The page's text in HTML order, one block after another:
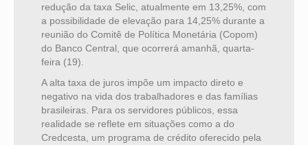
redução da taxa Selic, atualmente em 13,25%, com
a possibilidade de elevação para 14,25% durante a
reunião do Comitê de Política Monetária (Copom)
do Banco Central, que ocorrerá amanhã, quarta-
feira (19).
A alta taxa de juros impõe um impacto direto e
negativo na vida dos trabalhadores e das famílias
brasileiras. Para os servidores públicos, essa
realidade se reflete em situações como a do
Credcesta, um programa de crédito oferecido pela